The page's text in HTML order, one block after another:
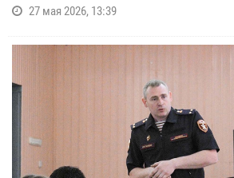
27 мая 2026, 13:39